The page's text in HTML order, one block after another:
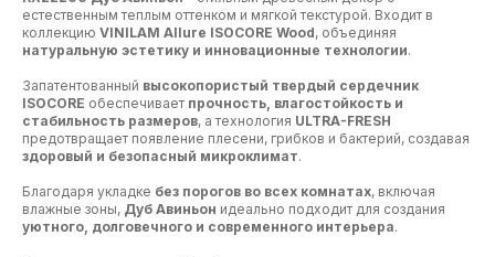
естественным теплым оттенком и мягкой текстурой. Входит в
коллекцию VINILAM Allure ISOCORE Wood, объединяя
натуральную эстетику и инновационные технологии.
Запатентованный высокопористый твердый сердечник
ISOCORE обеспечивает прочность, влагостойкость и
стабильность размеров, а технология ULTRA-FRESH
предотвращает появление плесени, грибков и бактерий, создавая
здоровый и безопасный микроклимат.
Благодаря укладке без порогов во всех комнатах, включая
влажные зоны, Дуб Авиньон идеально подходит для создания
уютного, долговечного и современного интерьера.